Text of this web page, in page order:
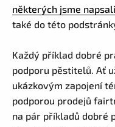
některých jsme
také do této
Každý příklad dobré
podporu pěstitelů. Ať
ukázkovým zapojení
podporou prodejů
na pár příkladů dobré